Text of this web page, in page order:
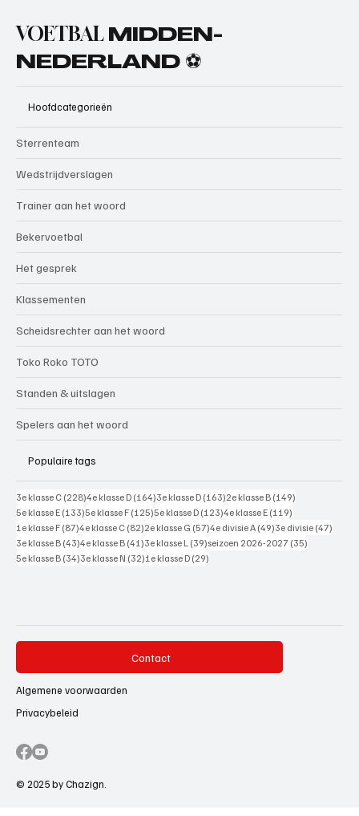
VOETBAL MIDDEN-
NEDERLAND ⚽
Hoofdcategorieën
Sterrenteam
Wedstrijdverslagen
Trainer aan het woord
Bekervoetbal
Het gesprek
Klassementen
Scheidsrechter aan het woord
Toko Roko TOTO
Standen & uitslagen
Spelers aan het woord
Populaire tags
3e klasse C (228)228 posts
4e klasse D (164)164 posts
3e klasse D (163)163 posts
2e klasse B (149)
5e klasse E (133)133 posts
5e klasse F (125)125 posts
5e klasse D (123)123 posts
4e klasse E (119)
1e klasse F (87)87 posts
4e klasse C (82)82 posts
2e klasse G (57)57 posts
4e divisie A (49)49 posts
3e divisie (47)
3e klasse B (43)43 posts
4e klasse B (41)41 posts
3e klasse L (39)39 posts
seizoen 2026-2027 (35)
5e klasse B (34)34 posts
3e klasse N (32)32 posts
1e klasse D (29)
Contact
Algemene voorwaarden
Privacybeleid
© 2025 by Chazign.